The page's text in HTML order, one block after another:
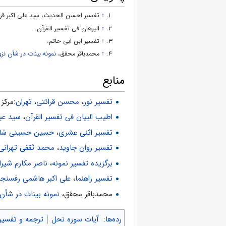
↑ تفسیر احسن الحدیث، سید علی اکبر
↑ البرهان فی تفسیر القرآن.
↑ تفسیر ابن ابى حاتم.
↑ محمدباقر محقق،‌ نمونه بينات در شأن
منابع
تفسیر نور، محسن قرائتی، تهران:مركز
اطیب البیان فی تفسیر القرآن‌، سید
تفسیر اثنی عشری،حسین حسینی
تفسیر روان جاوید، محمد ثقفی
برگزیده تفسیر نمونه، ناصر مکارم
تفسیر راهنما، علی اکبر هاشمی
محمدباقر محقق، نمونه بینات در
رده‌ها: آیات سوره نحل ترجمه و